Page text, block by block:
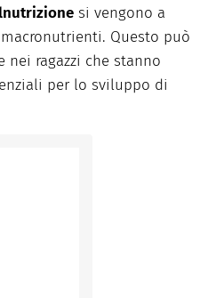
si vengono a
Questo può
ragazzi che stanno
per lo sviluppo di